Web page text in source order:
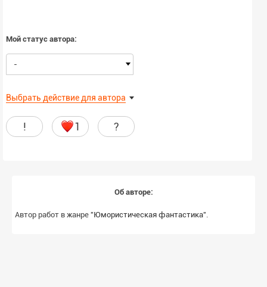
Мой статус автора:
-
Выбрать действие для автора
! 1 ?
Об авторе:
Автор работ в жанре "Юмористическая фантастика".